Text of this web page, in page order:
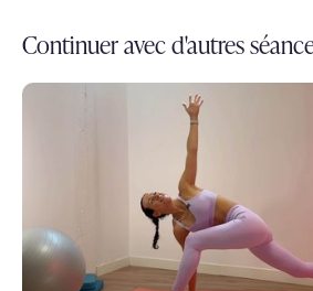
Continuer avec d'autres